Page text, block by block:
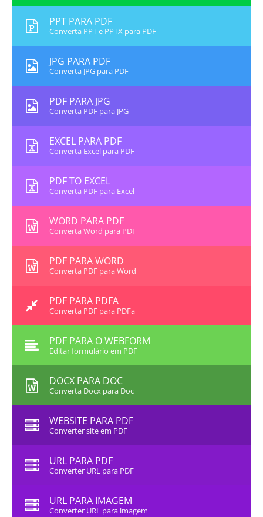
PPT PARA PDF
Converta PPT e PPTX para PDF
JPG PARA PDF
Converta JPG para PDF
PDF PARA JPG
Converta PDF para JPG
EXCEL PARA PDF
Converta Excel para PDF
PDF TO EXCEL
Converta PDF para Excel
WORD PARA PDF
Converta Word para PDF
PDF PARA WORD
Converta PDF para Word
PDF PARA PDFA
Converta PDF para PDFa
PDF PARA O WEBFORM
Editar formulário em PDF
DOCX PARA DOC
Converta Docx para Doc
WEBSITE PARA PDF
Converter site em PDF
URL PARA PDF
Converter URL para PDF
URL PARA IMAGEM
Converter URL para imagem